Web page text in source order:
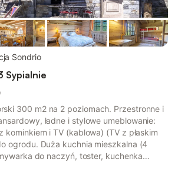
Sondrio
Sypialnie
300 m2 na 2 poziomach. Przestronne i
ładne i stylowe umeblowanie:
i TV (kablowa) (TV z płaskim
ogrodu. Duża kuchnia mieszkalna (4
do naczyń, toster, kuchenka
Dolce Gusto)) z stołem, kącikiem